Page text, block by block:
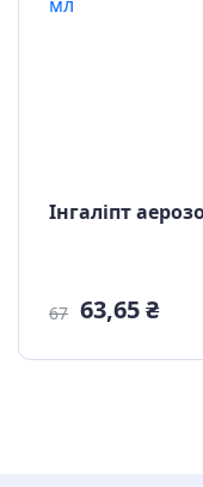
Інгаліпт
67 63,65 ₴